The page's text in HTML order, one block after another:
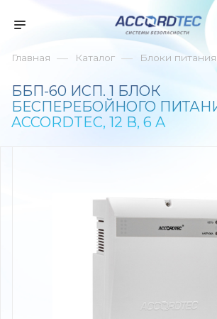
Главная — Каталог — Блоки питания
ББП-60 ИСП. 1 БЛОК
БЕСПЕРЕБОЙНОГО
ACCORDTEC, 12 В, 6 A